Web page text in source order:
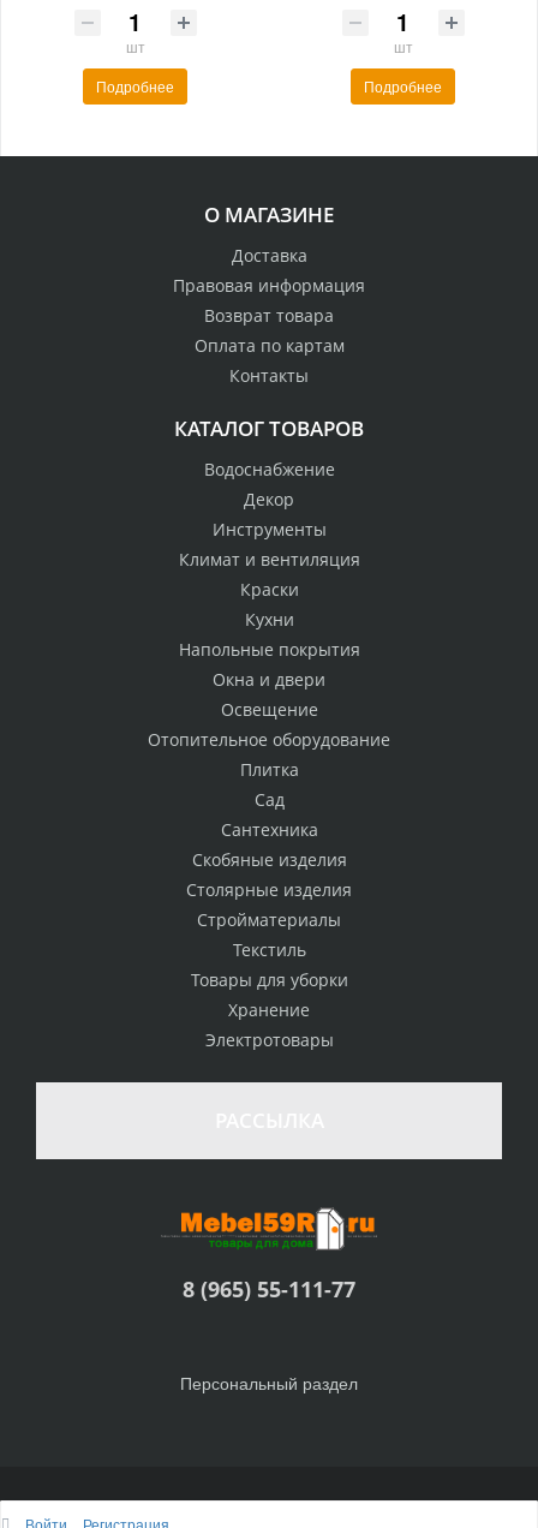
шт
Подробнее
шт
Подробнее
О МАГАЗИНЕ
Доставка
Правовая информация
Возврат товара
Оплата по картам
Контакты
КАТАЛОГ ТОВАРОВ
Водоснабжение
Декор
Инструменты
Климат и вентиляция
Краски
Кухни
Напольные покрытия
Окна и двери
Освещение
Отопительное оборудование
Плитка
Сад
Сантехника
Скобяные изделия
Столярные изделия
Стройматериалы
Текстиль
Товары для уборки
Хранение
Электротовары
8 (965) 55-111-77
Персональный раздел
© Интернет-магазин Товары для дома, 2010 - 2026
Войти Регистрация